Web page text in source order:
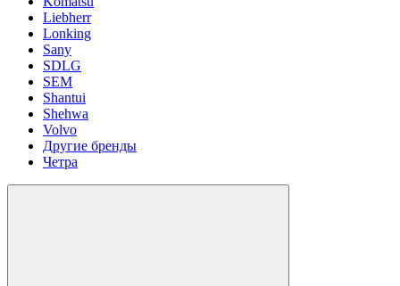
Liebherr
Lonking
Sany
SDLG
SEM
Shantui
Shehwa
Volvo
Другие бренды
Четра